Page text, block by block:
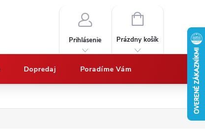
Vypočítajte
Prihlásenie
NÁKUPNÝ
Prázdny košík
Dopredaj Poradíme Vám